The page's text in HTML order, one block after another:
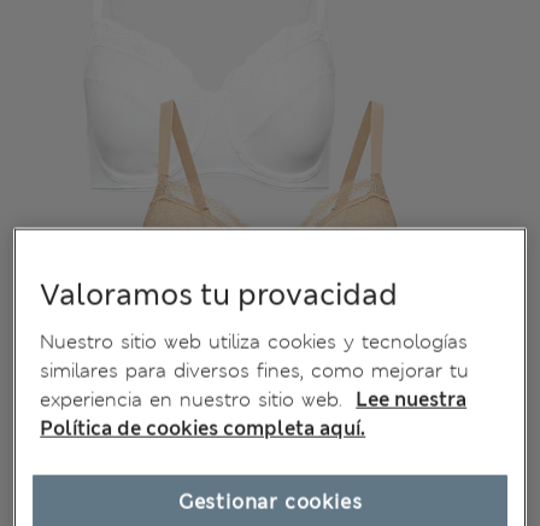
Valoramos tu provacidad
Nuestro sitio web utiliza cookies y tecnologías
similares para diversos fines, como mejorar tu
experiencia en nuestro sitio web.
Lee nuestra
Política de cookies completa aquí.
Gestionar cookies